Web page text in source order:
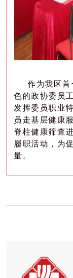
作为我区首
色的政协委员
发挥委员职业
员走基层健康
脊柱健康筛查
履职活动，为
量。